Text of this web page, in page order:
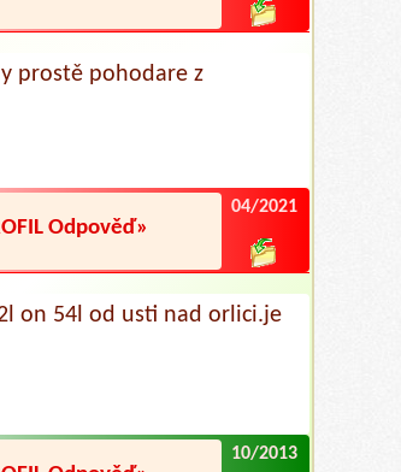
prostě pohodare z
Odpověď»
04/2021
on 54l od usti nad orlici.je
10/2013